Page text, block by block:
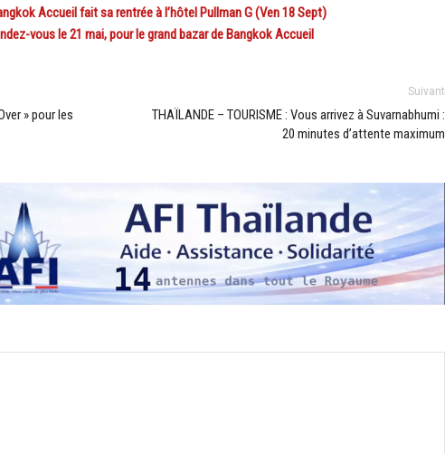
Accueil fait sa rentrée à l’hôtel Pullman G (Ven 18 Sept)
vous le 21 mai, pour le grand bazar de Bangkok Accueil
» pour les
Suivant
THAÏLANDE – TOURISME : Vous arrivez à Suvarnabhumi :
20 minutes d’attente maximum